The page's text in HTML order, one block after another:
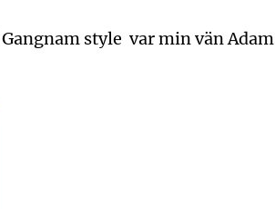
style var min vän Adam